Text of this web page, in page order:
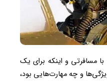
مسافرتی و اینکه برای یک
و چه مهارت‌هایی بود،